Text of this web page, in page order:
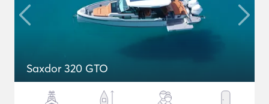
Saxdor 320 GTO